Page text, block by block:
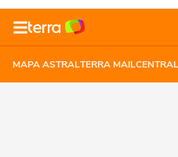
MAPA ASTRALTERRA MAIL